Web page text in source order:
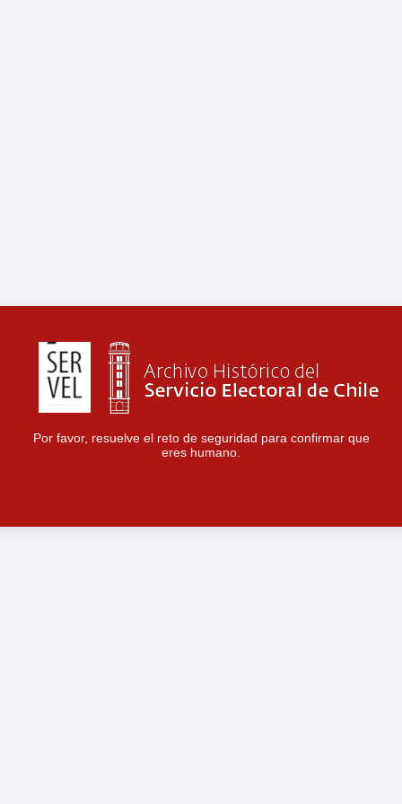
Por favor, resuelve el reto de seguridad para confirmar que
eres humano.